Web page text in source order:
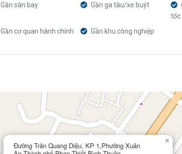
Gần sân bay
Gần ga tàu/xe buýt
tốc
Gần cơ quan hành chính
Gần khu công nghiệp
Đường Trần Quang Diệu, KP 1,Phường Xuân
×